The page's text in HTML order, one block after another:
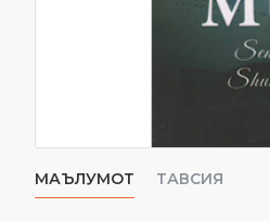
МАЪЛУМОТ ТАВСИЯ